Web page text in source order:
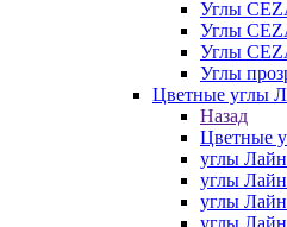
Углы
Углы
Углы
Углы
Цветные углы
Назад
Цветные
углы
углы
углы
углы